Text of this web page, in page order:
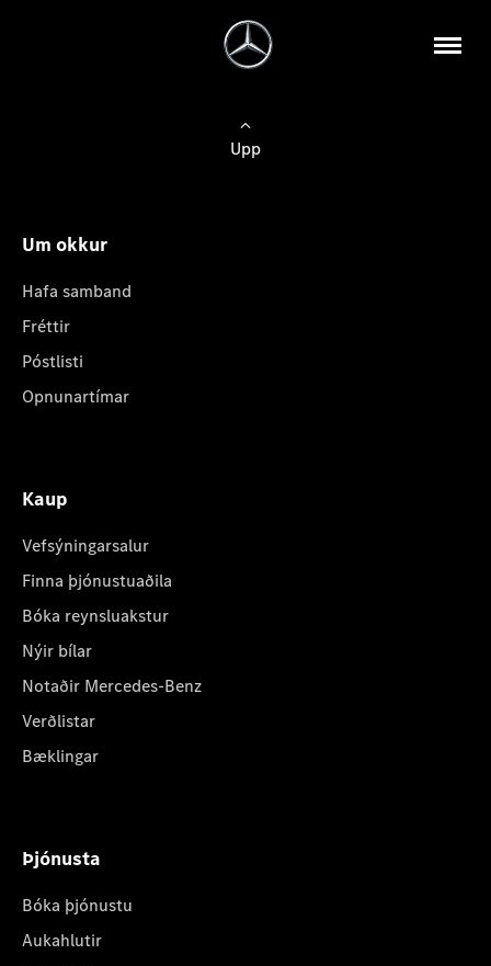
Upp
Um okkur
Hafa samband
Fréttir
Póstlisti
Opnunartímar
Kaup
Vefsýningarsalur
Finna þjónustuaðila
Bóka reynsluakstur
Nýir bílar
Notaðir Mercedes-Benz
Verðlistar
Bæklingar
Þjónusta
Bóka þjónustu
Aukahlutir